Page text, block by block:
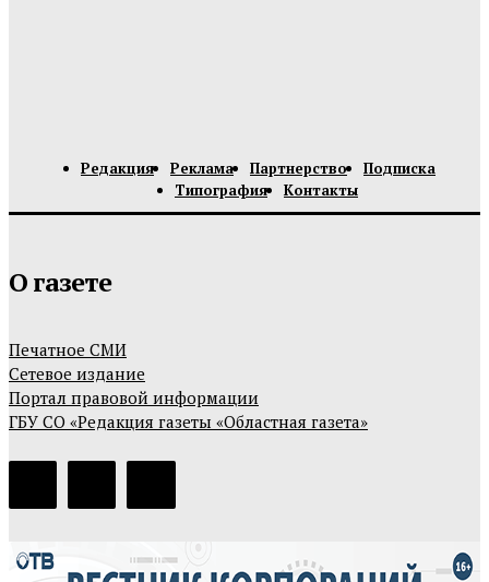
Редакция Реклама Партнерство
Подписка
Типография
Контакты
О газете
Печатное СМИ
Сетевое издание
Портал правовой информации
ГБУ СО «Редакция газеты «Областная газета»